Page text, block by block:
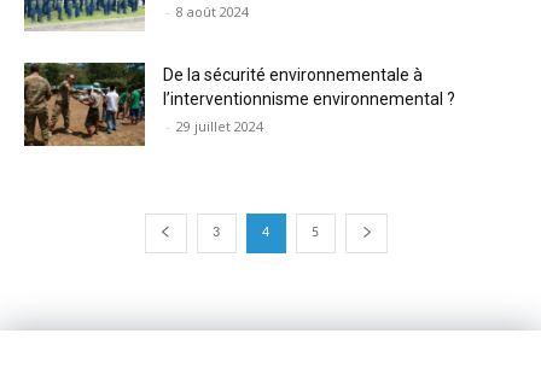
- 8 août 2024
De la sécurité environnementale à
l’interventionnisme environnemental ?
- 29 juillet 2024
3 4 5